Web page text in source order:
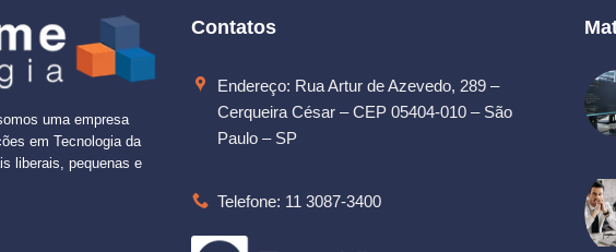
uma empresa
em Tecnologia da
liberais, pequenas e
Contatos
Endereço: Rua Artur de Azevedo, 289 –
Cerqueira César – CEP 05404-010 – São
Paulo – SP
Telefone: 11 3087-3400